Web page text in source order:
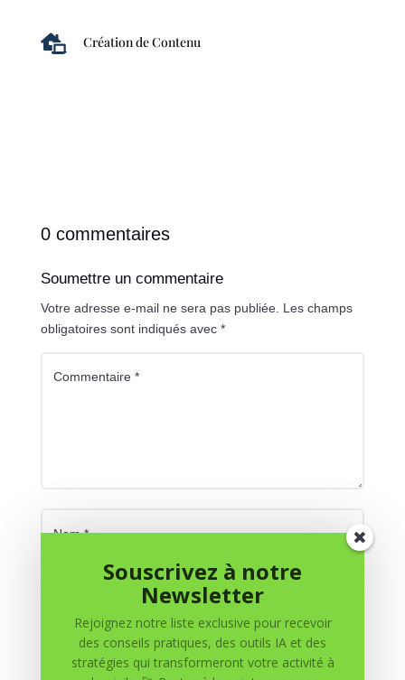
 Création de Contenu
0 commentaires
Soumettre un commentaire
Votre adresse e-mail ne sera pas publiée. Les champs
obligatoires sont indiqués avec *
Souscrivez à notre
Newsletter
Rejoignez notre liste exclusive pour recevoir
des conseils pratiques, des outils IA et des
stratégies qui transformeront votre activité à